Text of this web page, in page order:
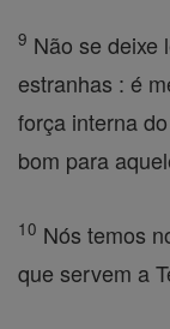
9 Não se deixe
estranhas : é
força interna
bom para
10 Nós temos
que servem a